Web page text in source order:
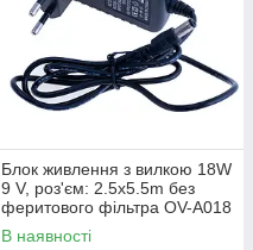
Блок живлення з вилкою 18W
9 V, роз'єм: 2.5x5.5m без
феритового фільтра OV-A018
В наявності